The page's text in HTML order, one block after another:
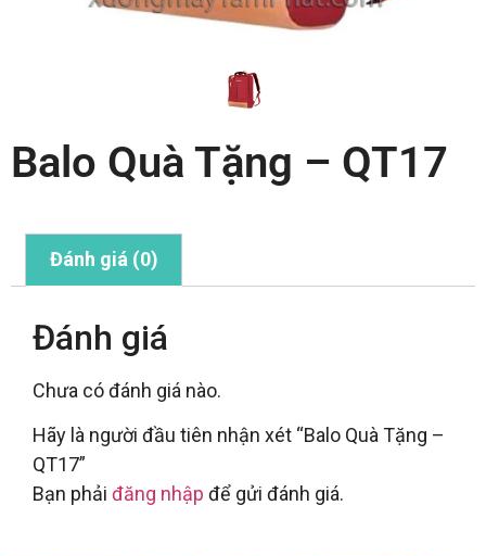
Balo Quà Tặng – QT17
Đánh giá (0)
Đánh giá
Chưa có đánh giá nào.
Hãy là người đầu tiên nhận xét “Balo Quà Tặng –
QT17”
Bạn phải đăng nhập để gửi đánh giá.